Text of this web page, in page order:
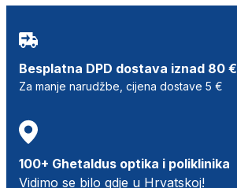
Besplatna DPD dostava iznad 80 €
Za manje narudžbe, cijena dostave 5 €
100+ Ghetaldus optika i poliklinika
Vidimo se bilo gdje u Hrvatskoj!